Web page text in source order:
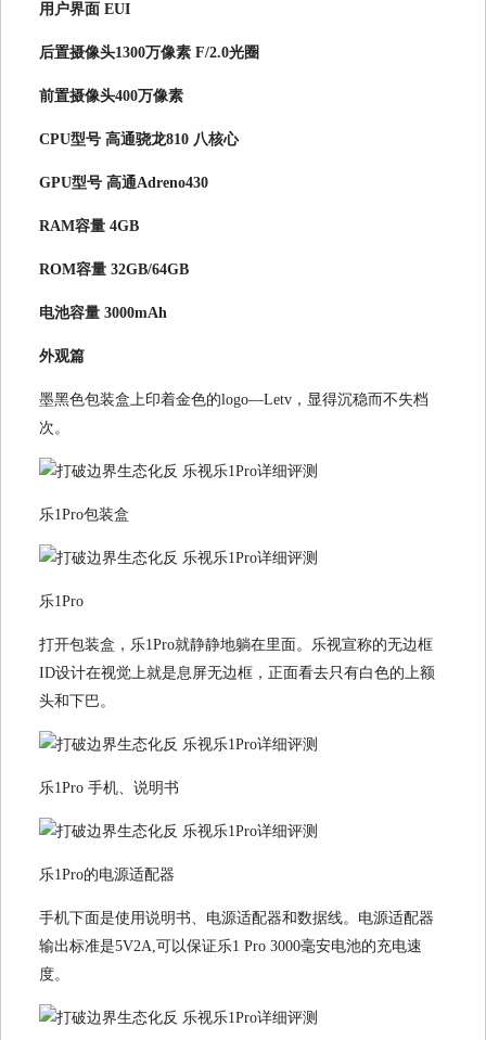
用户界面 EUI
后置摄像头1300万像素 F/2.0光圈
前置摄像头400万像素
CPU型号 高通骁龙810 八核心
GPU型号 高通Adreno430
RAM容量 4GB
ROM容量 32GB/64GB
电池容量 3000mAh
外观篇
墨黑色包装盒上印着金色的logo—Letv，显得沉稳而不失档
次。
乐1Pro包装盒
乐1Pro
打开包装盒，乐1Pro就静静地躺在里面。乐视宣称的无边框
ID设计在视觉上就是息屏无边框，正面看去只有白色的上额
头和下巴。
乐1Pro 手机、说明书
乐1Pro的电源适配器
手机下面是使用说明书、电源适配器和数据线。电源适配器
输出标准是5V2A,可以保证乐1 Pro 3000毫安电池的充电速
度。